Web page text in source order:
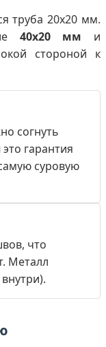
труба 20х20 мм.
40х20 мм и
стороной к
согнуть
гарантия
суровую
что
Металл